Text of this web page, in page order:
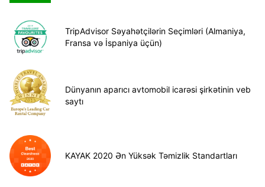
TripAdvisor Səyahətçilərin Seçimləri (Almaniya,
Fransa və İspaniya üçün)
Dünyanın aparıcı avtomobil icarəsi şirkətinin veb
saytı
KAYAK 2020 Ən Yüksək Təmizlik Standartları